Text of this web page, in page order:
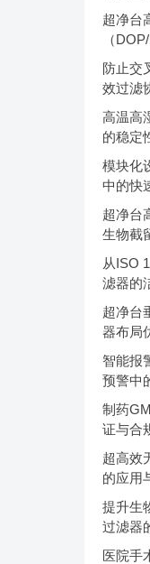
超净台
（
防止交
效过滤
高温高
的稳定
模块化
中的快
超净台
生物截
从ISO
滤器的
超净台
器布局
智能报
预警中
制药
证与合
超高效
的应用
提升生
过滤器
医院手